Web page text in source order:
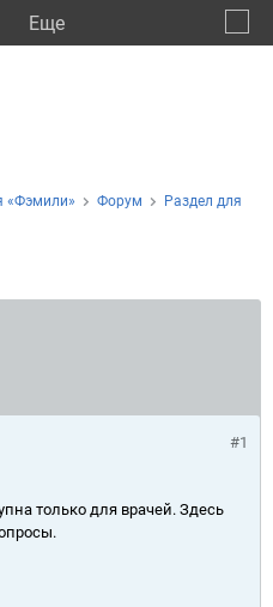
Eще
«Фэмили» Форум
Раздел для
#1
только для врачей. Здесь